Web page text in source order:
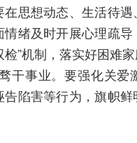
思想动态、生活待
绪及时开展心理疏
”机制，落实好困难家
干事业。要强化关爱
陷害等行为，旗帜